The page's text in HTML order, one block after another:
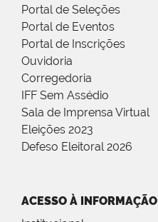
Portal de Seleções
Portal de Eventos
Portal de Inscrições
Ouvidoria
Corregedoria
IFF Sem Assédio
Sala de Imprensa Virtual
Eleições 2023
Defeso Eleitoral 2026
ACESSO À INFORMAÇÃO